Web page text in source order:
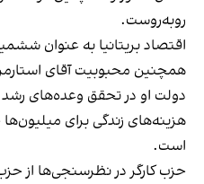
روبه‌روست.
اقتصاد بریتانیا به عنوان
همچنین محبوبیت آقای
دولت او در تحقق وعده‌های
هزینه‌های زندگی برای
است.
حزب کارگر در نظرسنجی‌ها از